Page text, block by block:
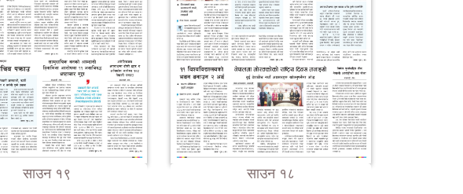
साउन १९ साउन १८